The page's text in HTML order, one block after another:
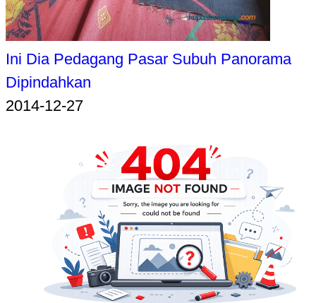
Ini Dia Pedagang Pasar Subuh Panorama
Dipindahkan
2014-12-27